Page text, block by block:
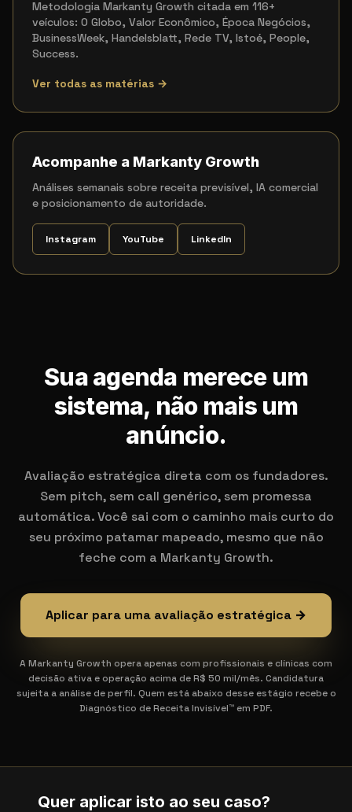
Metodologia Markanty Growth citada em 116+
veículos: O Globo, Valor Econômico, Época Negócios,
BusinessWeek, Handelsblatt, Rede TV, Istoé, People,
Success.
Ver todas as matérias →
Acompanhe a Markanty Growth
Análises semanais sobre receita previsível, IA comercial
e posicionamento de autoridade.
Instagram YouTube LinkedIn
Sua agenda merece um
sistema, não mais um
anúncio.
Avaliação estratégica direta com os fundadores.
Sem pitch, sem call genérico, sem promessa
automática. Você sai com o caminho mais curto do
seu próximo patamar mapeado, mesmo que não
feche com a Markanty Growth.
Aplicar para uma avaliação estratégica →
A Markanty Growth opera apenas com profissionais e clínicas com
decisão ativa e operação acima de R$ 50 mil/mês. Candidatura
sujeita a análise de perfil. Quem está abaixo desse estágio recebe o
Diagnóstico de Receita Invisível™ em PDF.
Quer aplicar isto ao seu caso?